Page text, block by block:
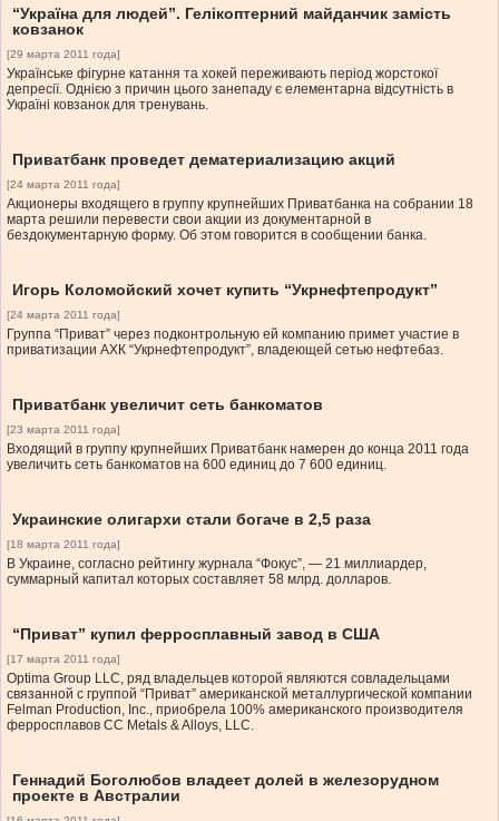
“Україна для людей”. Гелікоптерний майданчик замість
ковзанок
[29 марта 2011 года]
Українське фігурне катання та хокей переживають період жорстокої
депресії. Однією з причин цього занепаду є елементарна відсутність в
Україні ковзанок для тренувань.
Приватбанк проведет дематериализацию акций
[24 марта 2011 года]
Акционеры входящего в группу крупнейших Приватбанка на собрании 18
марта решили перевести свои акции из документарной в
бездокументарную форму. Об этом говорится в сообщении банка.
Игорь Коломойский хочет купить “Укрнефтепродукт”
[24 марта 2011 года]
Группа “Приват” через подконтрольную ей компанию примет участие в
приватизации АХК “Укрнефтепродукт”, владеющей сетью нефтебаз.
Приватбанк увеличит сеть банкоматов
[23 марта 2011 года]
Входящий в группу крупнейших Приватбанк намерен до конца 2011 года
увеличить сеть банкоматов на 600 единиц до 7 600 единиц.
Украинские олигархи стали богаче в 2,5 раза
[18 марта 2011 года]
В Украине, согласно рейтингу журнала “Фокус”, — 21 миллиардер,
суммарный капитал которых составляет 58 млрд. долларов.
“Приват” купил ферросплавный завод в США
[17 марта 2011 года]
Optima Group LLC, ряд владельцев которой являются совладельцами
связанной с группой “Приват” американской металлургической компании
Felman Production, Inc., приобрела 100% американского производителя
ферросплавов CC Metals & Alloys, LLC.
Геннадий Боголюбов владеет долей в железорудном
проекте в Австралии